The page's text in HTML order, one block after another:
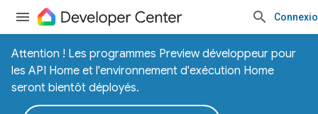
Attention ! Les programmes Preview développeur pour
les API Home et l'environnement d'exécution Home
seront bientôt déployés.